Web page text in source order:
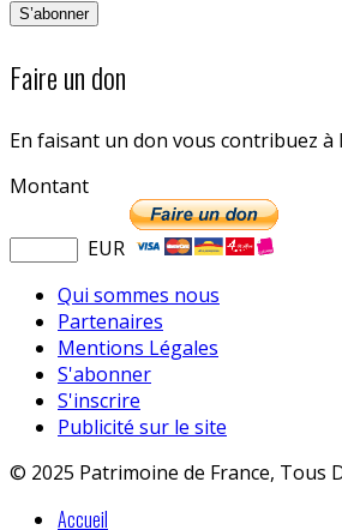
Faire un don
En faisant un don vous contribuez
Montant
EUR
Qui sommes nous
Partenaires
Mentions Légales
S'abonner
S'inscrire
Publicité sur le site
© 2025 Patrimoine de France, Tous
Accueil